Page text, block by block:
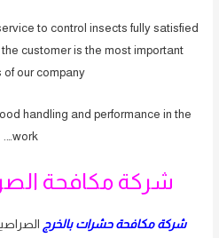
to control insects fully satisfied
customer is the most important
of our company.
handling and performance in the
work….
شركة مكافحة
شركة مكافحة حشرات بالخرج